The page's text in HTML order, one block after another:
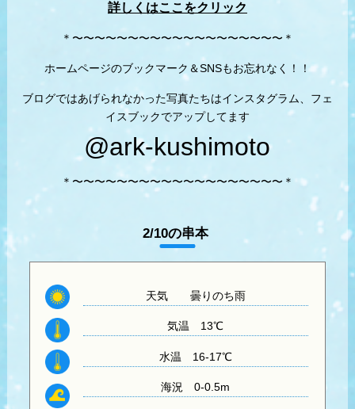
詳しくはここをクリック
＊〜〜〜〜〜〜〜〜〜〜〜〜〜〜〜〜〜〜〜＊
ホームページのブックマーク＆SNSもお忘れなく！！
ブログではあげられなかった写真たちはインスタグラム、フェ
イスブックでアップしてます
@ark-kushimoto
＊〜〜〜〜〜〜〜〜〜〜〜〜〜〜〜〜〜〜〜＊
2/10の串本
天気 曇りのち雨
気温 13℃
水温 16-17℃
海況 0-0.5m